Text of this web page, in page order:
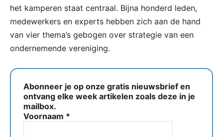
het kamperen staat centraal. Bijna honderd leden,
medewerkers en experts hebben zich aan de hand
van vier thema’s gebogen over strategie van een
ondernemende vereniging.
Abonneer je op onze gratis nieuwsbrief en
ontvang elke week artikelen zoals deze in je
mailbox.
Voornaam *